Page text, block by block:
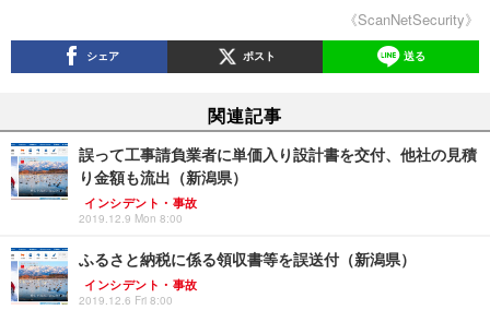
《ScanNetSecurity》
シェア ポスト 送る
関連記事
誤って工事請負業者に単価入り設計書を交付、他社の見積
り金額も流出（新潟県）
インシデント・事故
2019.12.9 Mon 8:00
ふるさと納税に係る領収書等を誤送付（新潟県）
インシデント・事故
2019.12.6 Fri 8:00